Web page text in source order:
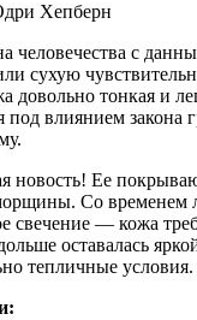
человечества с
сухую
довольно тонкая и
под влиянием закона
новость! Ее
Со временем
свечение — кожа
оставалась
тепличные условия.